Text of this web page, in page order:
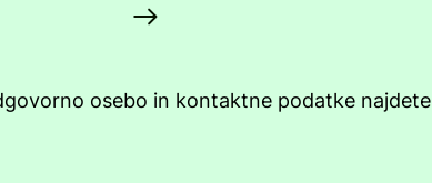
osebo in kontaktne podatke najdete